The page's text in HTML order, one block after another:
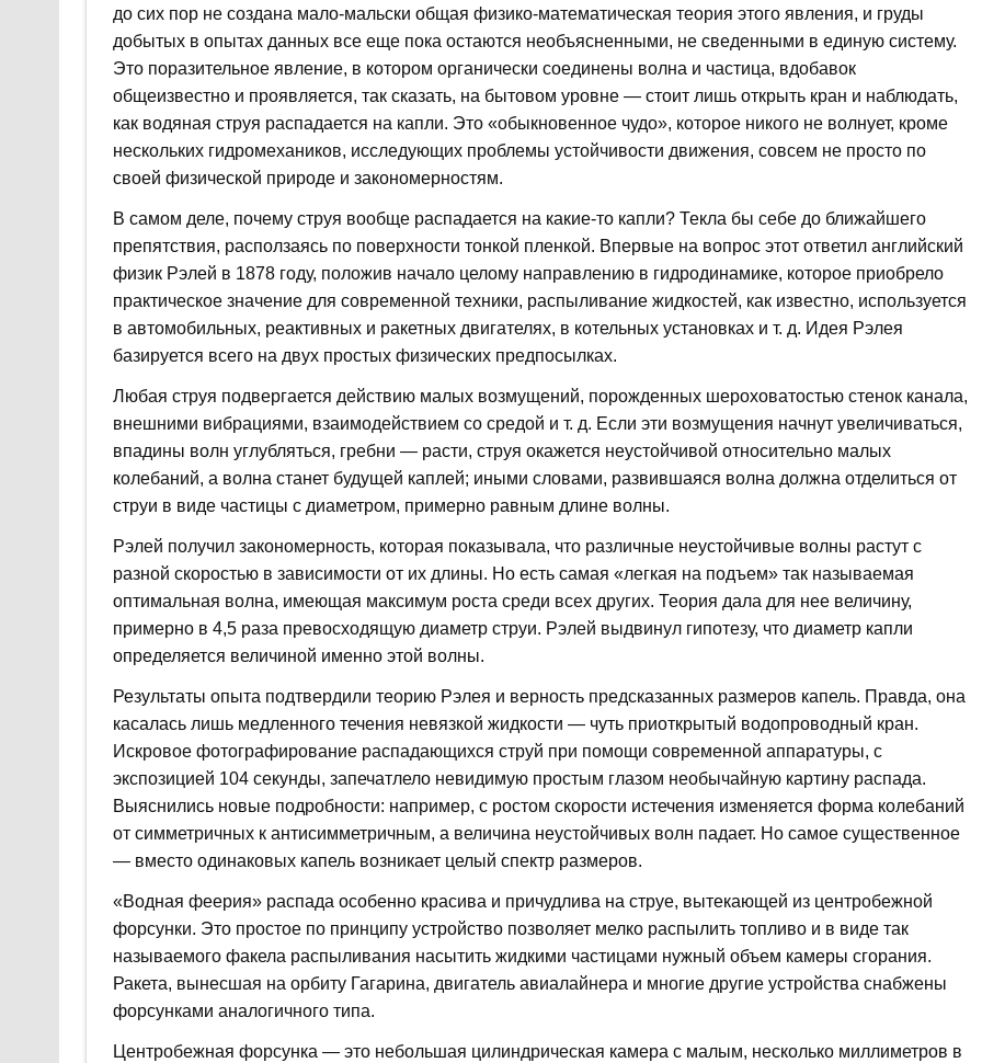
до сих пор не создана мало-мальски общая физико-математическая теория этого явления, и груды
добытых в опытах данных все еще пока остаются необъясненными, не сведенными в единую систему.
Это поразительное явление, в котором органически соединены волна и частица, вдобавок
общеизвестно и проявляется, так сказать, на бытовом уровне — стоит лишь открыть кран и наблюдать,
как водяная струя распадается на капли. Это «обыкновенное чудо», которое никого не волнует, кроме
нескольких гидромехаников, исследующих проблемы устойчивости движения, совсем не просто по
своей физической природе и закономерностям.
В самом деле, почему струя вообще распадается на какие-то капли? Текла бы себе до ближайшего
препятствия, расползаясь по поверхности тонкой пленкой. Впервые на вопрос этот ответил английский
физик Рэлей в 1878 году, положив начало целому направлению в гидродинамике, которое приобрело
практическое значение для современной техники, распыливание жидкостей, как известно, используется
в автомобильных, реактивных и ракетных двигателях, в котельных установках и т. д. Идея Рэлея
базируется всего на двух простых физических предпосылках.
Любая струя подвергается действию малых возмущений, порожденных шероховатостью стенок канала,
внешними вибрациями, взаимодействием со средой и т. д. Если эти возмущения начнут увеличиваться,
впадины волн углубляться, гребни — расти, струя окажется неустойчивой относительно малых
колебаний, а волна станет будущей каплей; иными словами, развившаяся волна должна отделиться от
струи в виде частицы с диаметром, примерно равным длине волны.
Рэлей получил закономерность, которая показывала, что различные неустойчивые волны растут с
разной скоростью в зависимости от их длины. Но есть самая «легкая на подъем» так называемая
оптимальная волна, имеющая максимум роста среди всех других. Теория дала для нее величину,
примерно в 4,5 раза превосходящую диаметр струи. Рэлей выдвинул гипотезу, что диаметр капли
определяется величиной именно этой волны.
Результаты опыта подтвердили теорию Рэлея и верность предсказанных размеров капель. Правда, она
касалась лишь медленного течения невязкой жидкости — чуть приоткрытый водопроводный кран.
Искровое фотографирование распадающихся струй при помощи современной аппаратуры, с
экспозицией 104 секунды, запечатлело невидимую простым глазом необычайную картину распада.
Выяснились новые подробности: например, с ростом скорости истечения изменяется форма колебаний
от симметричных к антисимметричным, а величина неустойчивых волн падает. Но самое существенное
— вместо одинаковых капель возникает целый спектр размеров.
«Водная феерия» распада особенно красива и причудлива на струе, вытекающей из центробежной
форсунки. Это простое по принципу устройство позволяет мелко распылить топливо и в виде так
называемого факела распыливания насытить жидкими частицами нужный объем камеры сгорания.
Ракета, вынесшая на орбиту Гагарина, двигатель авиалайнера и многие другие устройства снабжены
форсунками аналогичного типа.
Центробежная форсунка — это небольшая цилиндрическая камера с малым, несколько миллиметров в